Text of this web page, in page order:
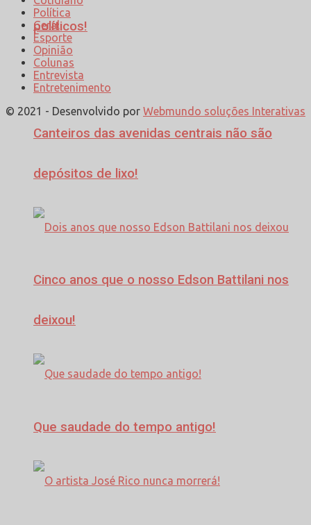
políticos!
Canteiros das avenidas centrais não são
depósitos de lixo!
Cinco anos que o nosso Edson Battilani nos
deixou!
Que saudade do tempo antigo!
Política
Geral
Esporte
Opinião
Colunas
Entrevista
Entretenimento
© 2021 - Desenvolvido por Webmundo soluções Interativas